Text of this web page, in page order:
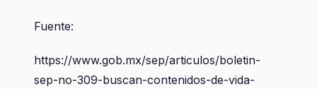
Fuente:
https://www.gob.mx/sep/articulos/boletin-
sep-no-309-buscan-contenidos-de-vida-